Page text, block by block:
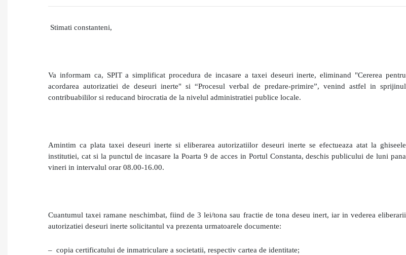
Stimati constanteni,
Va informam ca, SPIT a simplificat procedura de incasare a taxei deseuri inerte, eliminand "Cererea pentru
acordarea autorizatiei de deseuri inerte" si “Procesul verbal de predare-primire”, venind astfel in sprijinul
contribuabililor si reducand birocratia de la nivelul administratiei publice locale.
Amintim ca plata taxei deseuri inerte si eliberarea autorizatiilor deseuri inerte se efectueaza atat la ghiseele
institutiei, cat si la punctul de incasare la Poarta 9 de acces in Portul Constanta, deschis publicului de luni pana
vineri in intervalul orar 08.00-16.00.
Cuantumul taxei ramane neschimbat, fiind de 3 lei/tona sau fractie de tona deseu inert, iar in vederea eliberarii
autorizatiei deseuri inerte solicitantul va prezenta urmatoarele documente:
– copia certificatului de inmatriculare a societatii, respectiv cartea de identitate;